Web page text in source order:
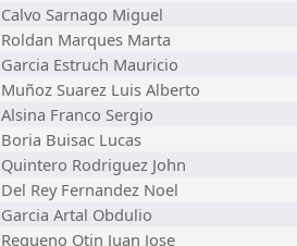
Calvo Sarnago Miguel
Roldan Marques Marta
Garcia Estruch Mauricio
Muñoz Suarez Luis Alberto
Alsina Franco Sergio
Boria Buisac Lucas
Quintero Rodriguez John
Del Rey Fernandez Noel
Garcia Artal Obdulio
Requeno Otin Juan Jose